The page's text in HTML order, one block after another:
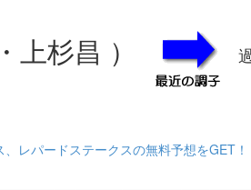
上杉昌 ）
レパードステークスの無料予想をGET！